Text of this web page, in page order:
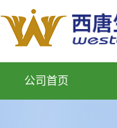
公司首页